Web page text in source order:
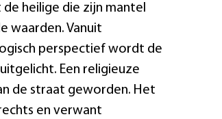
heilige die zijn mantel
waarden. Vanuit
perspectief wordt de
Een religieuze
de straat geworden. Het
en verwant